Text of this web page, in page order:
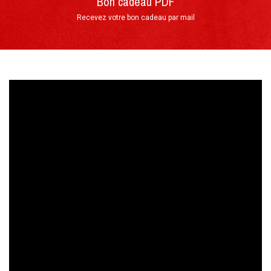
pilotage
Recevez votre bon cadeau par mail